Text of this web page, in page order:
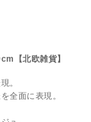
【北欧雑貨】
。
全面に表現。